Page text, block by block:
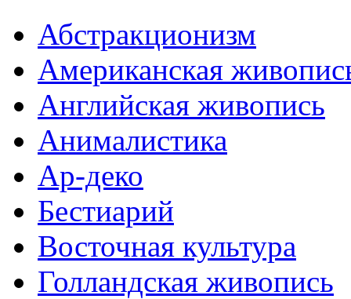
Абстракционизм
Американская
Английская живопись
Анималистика
Ар-деко
Бестиарий
Восточная культура
Голландская живопись